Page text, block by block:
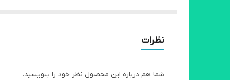
نظرات
شما هم درباره این محصول نظر خود را بنویسید.